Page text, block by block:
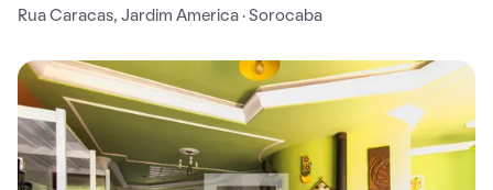
Rua Caracas, Jardim America · Sorocaba